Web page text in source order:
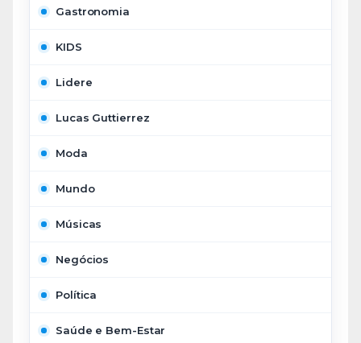
Gastronomia
KIDS
Lidere
Lucas Guttierrez
Moda
Mundo
Músicas
Negócios
Política
Saúde e Bem-Estar